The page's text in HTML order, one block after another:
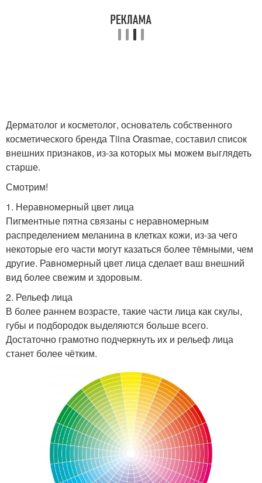
Дерматолог и косметолог, основатель собственного
косметического бренда Tiina Orasmae, составил список
внешних признаков, из-за которых мы можем выглядеть
старше.
Смотрим!
1. Неравномерный цвет лица
Пигментные пятна связаны с неравномерным
распределением меланина в клетках кожи, из-за чего
некоторые его части могут казаться более тёмными, чем
другие. Равномерный цвет лица сделает ваш внешний
вид более свежим и здоровым.
2. Рельеф лица
В более раннем возрасте, такие части лица как скулы,
губы и подбородок выделяются больше всего.
Достаточно грамотно подчеркнуть их и рельеф лица
станет более чётким.